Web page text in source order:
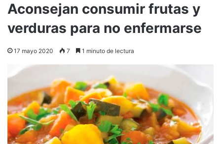
Aconsejan consumir frutas y
verduras para no enfermarse
17 mayo 2020 7 1 minuto de lectura